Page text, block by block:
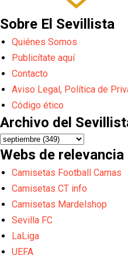
Sobre El Sevillista
Quiénes Somos
Publicítate aquí
Contacto
Aviso Legal, Política de
Código ético
Archivo del
Webs de relevancia
Camisetas Football Camas
Camisetas CT info
Camisetas Mardelshop
Sevilla FC
LaLiga
UEFA